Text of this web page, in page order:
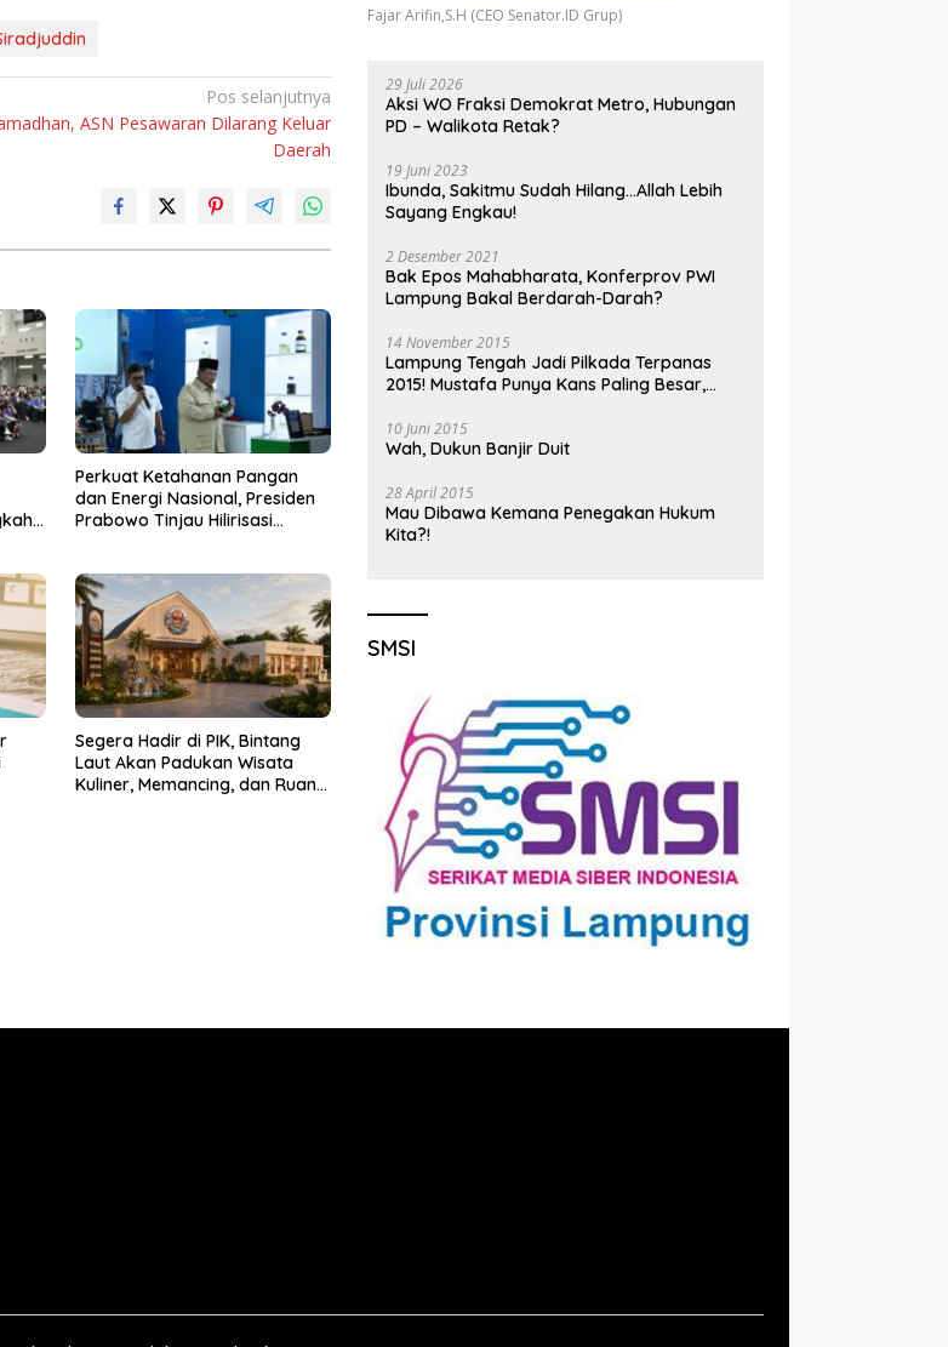
Pos selanjutnya
ASN Pesawaran Dilarang Keluar
Daerah
Perkuat Ketahanan Pangan
dan Energi Nasional, Presiden
Prabowo Tinjau Hilirisasi
Nusantara
Segera Hadir di PIK, Bintang
Laut Akan Padukan Wisata
Kuliner, Memancing, dan Ruang
Fajar Arifin,S.H (CEO Senator.ID Grup)
29 Juli 2026
Aksi WO Fraksi Demokrat Metro, Hubungan
PD – Walikota Retak?
19 Juni 2023
Ibunda, Sakitmu Sudah Hilang…Allah Lebih
Sayang Engkau!
2 Desember 2021
Bak Epos Mahabharata, Konferprov PWI
Lampung Bakal Berdarah-Darah?
14 November 2015
Lampung Tengah Jadi Pilkada Terpanas
2015! Mustafa Punya Kans Paling Besar,
10 Juni 2015
Wah, Dukun Banjir Duit
28 April 2015
Mau Dibawa Kemana Penegakan Hukum
Kita?!
SMSI